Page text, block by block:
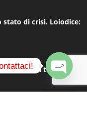
stato di crisi. Loiodice:
notte in tenda
O